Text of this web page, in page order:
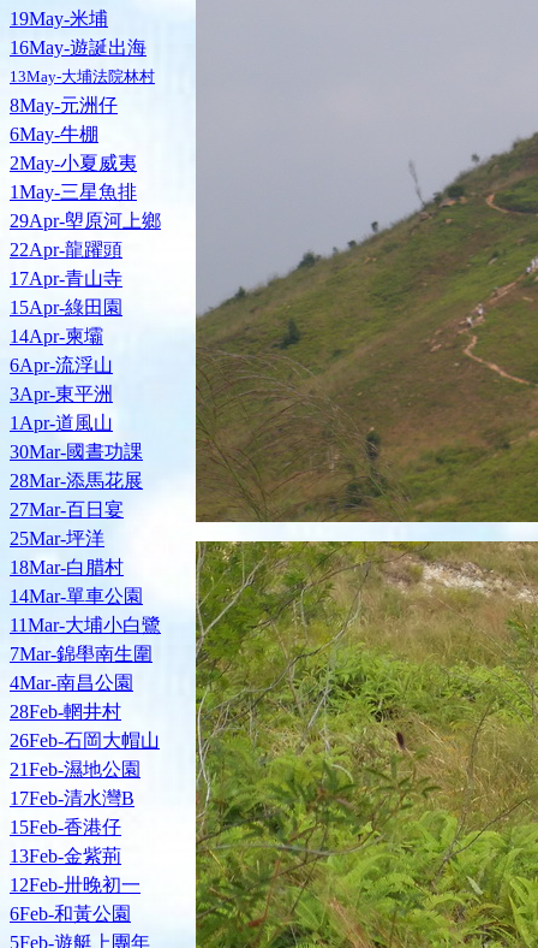
19May-米埔
16May-遊誕出海
13May-大埔法院林村
8May-元洲仔
6May-牛棚
2May-小夏威夷
1May-三星魚排
29Apr-塱原河上鄉
22Apr-龍躍頭
17Apr-青山寺
15Apr-綠田園
14Apr-柬壩
6Apr-流浮山
3Apr-東平洲
1Apr-道風山
30Mar-國晝功課
28Mar-添馬花展
27Mar-百日宴
25Mar-坪洋
18Mar-白腊村
14Mar-單車公園
11Mar-大埔小白鷺
7Mar-錦壆南生圍
4Mar-南昌公園
28Feb-輞井村
26Feb-石岡大帽山
21Feb-濕地公園
17Feb-清水灣B
15Feb-香港仔
13Feb-金紫荊
12Feb-卅晚初一
6Feb-和黃公園
5Feb-遊艇上團年